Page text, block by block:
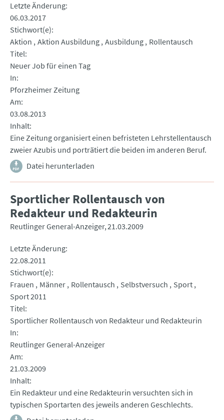
Letzte Änderung
06.03.2017
Stichwort(e)
Aktion Aktion Ausbildung Ausbildung Rollentausch
Titel
Neuer Job für einen Tag
In
Pforzheimer Zeitung
Am
03.08.2013
Inhalt
Eine Zeitung organisiert einen befristeten Lehrstellentausch
zweier Azubis und porträtiert die beiden im anderen Beruf.
Datei herunterladen
Sportlicher Rollentausch von
Redakteur und Redakteurin
Reutlinger General-Anzeiger 21.03.2009
Letzte Änderung
22.08.2011
Stichwort(e)
Frauen
Männer Rollentausch Selbstversuch
Sport
Sport 2011
Titel
Sportlicher Rollentausch von Redakteur und Redakteurin
In
Reutlinger General-Anzeiger
Am
21.03.2009
Inhalt
Ein Redakteur und eine Redakteurin versuchten sich in
typischen Sportarten des jeweils anderen Geschlechts.